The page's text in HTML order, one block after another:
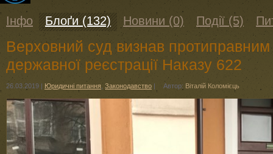
Інфо Блоґи (132) Новини (0) Події (5)
Верховний суд визнав
державної реєстрації Наказу 622
26.03.2019 | Юридичні питання, Законодавство | Автор: Віталій Коломієць